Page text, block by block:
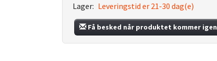
Lager: Leveringstid er 21-30 dag(e)
Få besked når produktet kommer igen